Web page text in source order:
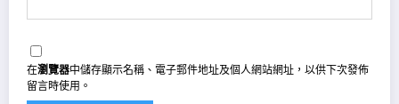
在瀏覽器中儲存顯示名稱、電子郵件地址及個人網站網址，以供下次發佈
留言時使用。